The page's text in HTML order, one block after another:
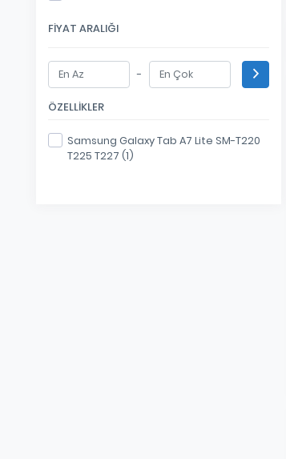
FIYAT ARALIĞI
-
ÖZELLIKLER
Samsung Galaxy Tab A7 Lite SM-T220
T225 T227 (1)